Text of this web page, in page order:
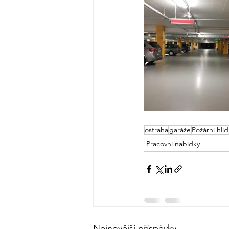
ostrahagaráže Požární
Pracovní nabídky